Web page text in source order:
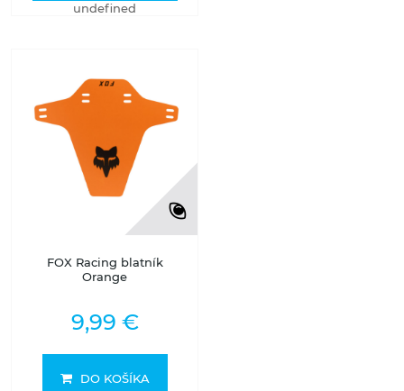
undefined
FOX Racing blatník
Orange
9,99 €
DO KOŠÍKA